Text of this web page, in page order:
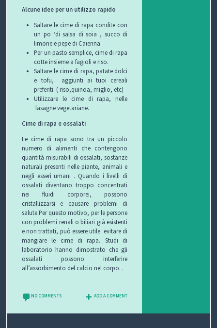
Alcune idee per un utilizzo rapido
Saltare le cime di rapa condite con
un po ‘di salsa di soia , succo di
limone e pepe di Caienna
Per un pasto semplice, cime di rapa
cotte insieme a fagioli e riso.
Saltare le cime di rapa, patate dolci
e tofu, aggiunti ai tuoi cereali
preferiti. ( riso,quinoa, miglio, etc)
Utilizzare le cime di rapa, nelle
lasagne vegetariane.
Cime di rapa e ossalati
Le cime di rapa sono tra un piccolo
numero di alimenti che contengono
quantità misurabili di ossalati, sostanze
naturali presenti nelle piante, animali e
negli esseri umani . Quando i livelli di
ossalati diventano troppo concentrati
nei fluidi corporei, possono
cristallizzarsi e causare problemi di
salute.Per questo motivo, per le persone
con problemi renali o biliari già esistenti
e non trattati, può essere utile evitare di
mangiare le cime di rapa.
Studi di
laboratorio hanno dimostrato che gli
ossalati possono interferire
all’assorbimento del calcio nel corpo. .
NO COMMENTS ADD A COMMENT